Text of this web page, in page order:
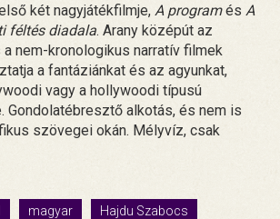
két nagyjátékfilmje, A programés A
féltés diadala. Arany középút az
nem-kronologikus narratív filmek
a fantáziánkat és az agyunkat,
vagy a hollywoodi típusú
Gondolatébresztő alkotás, és nem is
szövegei okán. Mélyvíz, csak
magyar
Hajdu Szabocs